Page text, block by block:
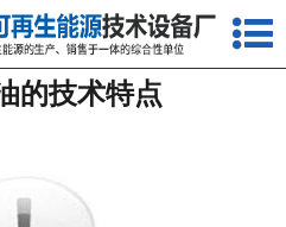
网站首页
关于我们
的技术特点